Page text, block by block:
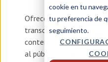
cookie en tu
tu preferencia de
seguimiento.
Ofrecemos servicios de
transcreación en estonio
contenido y asegurar
al público adecuado.